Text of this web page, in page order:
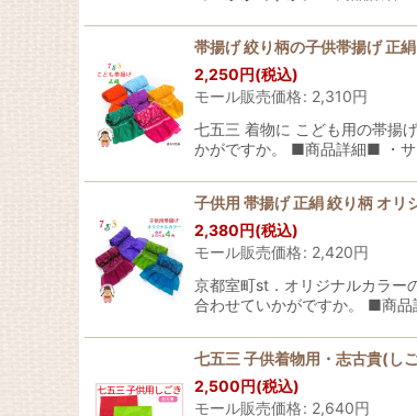
帯揚げ 絞り柄の子供帯揚げ 正
2,250円(税込)
モール販売価格: 2,310円
七五三 着物に こども用の帯揚
かがですか。 ■商品詳細■ ・
子供用 帯揚げ 正絹 絞り柄 オリ
2,380円(税込)
モール販売価格: 2,420円
京都室町st．オリジナルカラー
合わせていかがですか。 ■商
七五三 子供着物用・志古貴(し
2,500円(税込)
モール販売価格: 2,640円